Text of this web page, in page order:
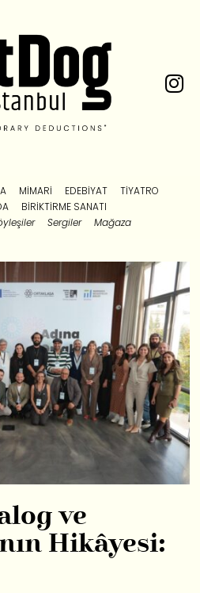
MIMARI EDEBIYAT
TIYATRO
BIRIKTIRME SANATI
Sergiler Mağaza
ve
Hikâyesi: